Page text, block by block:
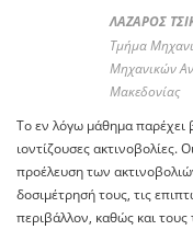
ΛΑΖΑΡΟΣ
Τμήμα
Μηχανικών
Μακεδονίας
Το εν λόγω μάθημα παρέχει
ιοντίζουσες ακτινοβολίες.
προέλευση των
δοσιμέτρησή τους, τις
περιβάλλον, καθώς και